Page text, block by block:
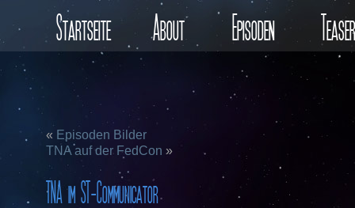
Startseite About Episoden Teaser
« Episoden Bilder
TNA auf der FedCon »
TNA im ST-Communicator